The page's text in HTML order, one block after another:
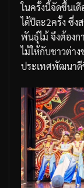
ในครั้งนี้จัดขึ้นเ
ได้ปีละ2ครั้ง ซึ่ง
พันธุ์ไม้ จึงต้องก
ไม้ให้กับชาวต่า
ประเทศพัฒนาดี